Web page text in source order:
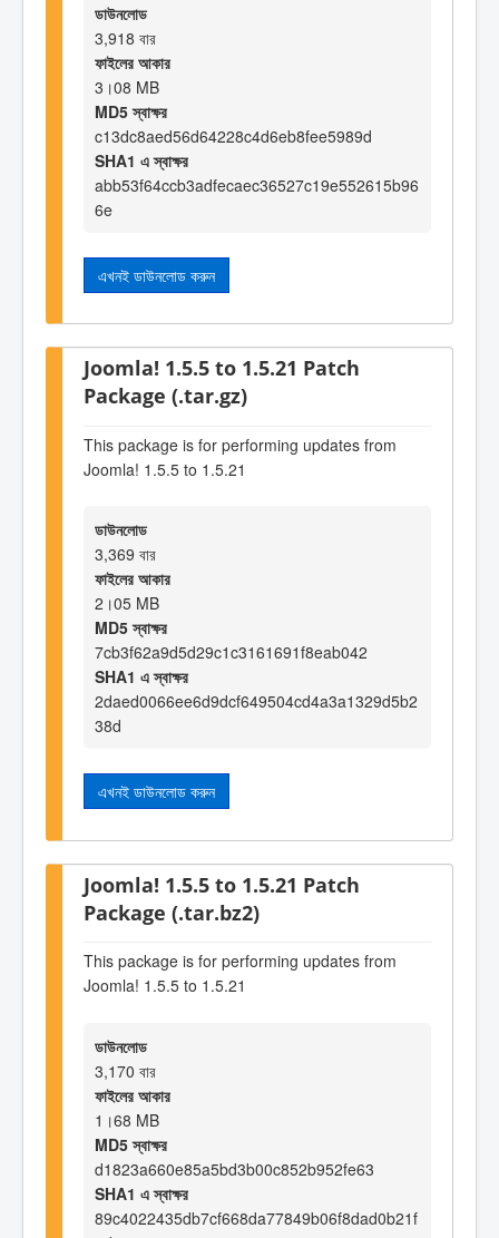
ডাউনলোড
3,918 বার
ফাইলের আকার
3।08 MB
MD5 স্বাক্ষর
c13dc8aed56d64228c4d6eb8fee5989d
SHA1 এ স্বাক্ষর
abb53f64ccb3adfecaec36527c19e552615b96
6e
এখনই ডাউনলোড করুন
Joomla! 1.5.5 to 1.5.21 Patch
Package (.tar.gz)
This package is for performing updates from
Joomla! 1.5.5 to 1.5.21
ডাউনলোড
3,369 বার
ফাইলের আকার
2।05 MB
MD5 স্বাক্ষর
7cb3f62a9d5d29c1c3161691f8eab042
SHA1 এ স্বাক্ষর
2daed0066ee6d9dcf649504cd4a3a1329d5b2
38d
এখনই ডাউনলোড করুন
Joomla! 1.5.5 to 1.5.21 Patch
Package (.tar.bz2)
This package is for performing updates from
Joomla! 1.5.5 to 1.5.21
ডাউনলোড
3,170 বার
ফাইলের আকার
1।68 MB
MD5 স্বাক্ষর
d1823a660e85a5bd3b00c852b952fe63
SHA1 এ স্বাক্ষর
89c4022435db7cf668da77849b06f8dad0b21f